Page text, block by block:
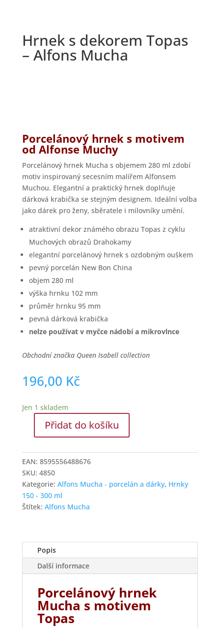
Hrnek s dekorem Topas
– Alfons Mucha
Porcelánový hrnek s motivem
od Alfonse Muchy
Porcelánový hrnek Mucha s objemem 280 ml zdobí
motiv inspirovaný secesním malířem Alfonsem
Muchou. Elegantní a praktický hrnek doplňuje
dárková krabička se stejným designem. Ideální volba
jako dárek pro ženy, sběratele i milovníky umění.
atraktivní dekor známého obrazu Topas z cyklu
Muchových obrazů Drahokamy
elegantní porcelánový hrnek s ozdobným ouškem
pevný porcelán New Bon China
objem 280 ml
výška hrnku 102 mm
průměr hrnku 95 mm
pevná dárková krabička
nelze používat v myčce nádobí a mikrovlnce
Obchodní značka Queen Isabell collection
196,00 Kč
Jen 1 skladem
dekorem
Topas
-
Alfons
Mucha
množství
Přidat do košíku
EAN: 8595556488676
SKU: 4850
Kategorie: Alfons Mucha - porcelán a dárky, Hrnky
150 - 300 ml
Štítek: Alfons Mucha
Popis
Další informace
Porcelánový hrnek
Mucha s motivem
Topas